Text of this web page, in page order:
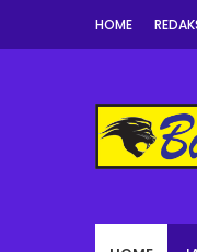
HOME